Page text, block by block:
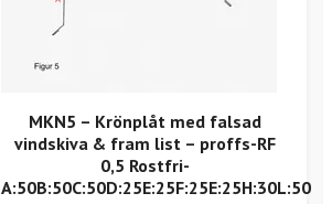
MKN5 – Krönplåt med falsad
vindskiva & fram list – proffs-RF
0,5 Rostfri-
A:50B:50C:50D:25E:25F:25E:25H:30L:50